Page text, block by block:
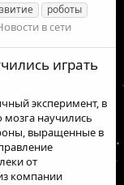
роботы
в сети
играть
эксперимент, в
мозга научились
выращенные в
от
компании